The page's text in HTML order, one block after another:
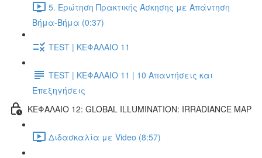
5. Ερώτηση Πρακτικής Άσκησης με Απάντηση
Βήμα-Βήμα (0:37)
TEST | ΚΕΦΑΛΑΙΟ 11
TEST | ΚΕΦΑΛΑΙΟ 11 | 10 Απαντήσεις και
Επεξηγήσεις
ΚΕΦΑΛΑΙΟ 12: GLOBAL ILLUMINATION: IRRADIANCE MAP
Διδασκαλία με Video (8:57)